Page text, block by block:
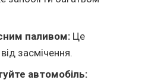
паливом: Це
засмічення.
автомобіль: